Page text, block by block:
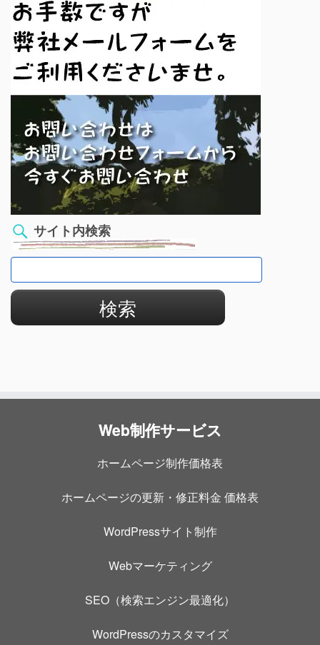
サイト内検索
検
索:
Web制作サービス
ホームページ制作価格表
ホームページの更新・修正料金 価格表
WordPressサイト制作
Webマーケティング
SEO（検索エンジン最適化）
WordPressのカスタマイズ